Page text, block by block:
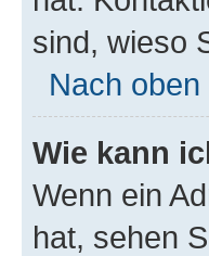
sind, wieso
Nach oben
Wie kann
Wenn ein
hat, sehen